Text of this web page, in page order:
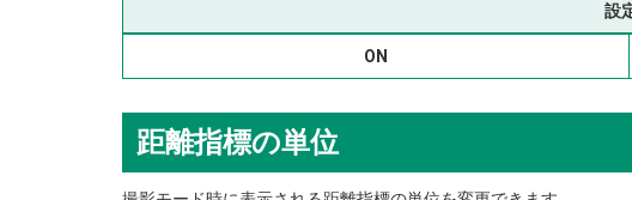
設
ON
距離指標の単位